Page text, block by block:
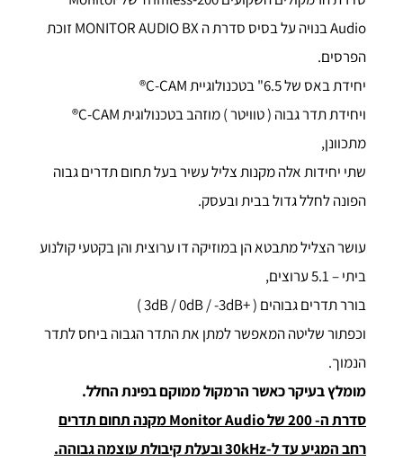
Audio בנויה על בסיס סדרת ה MONITOR AUDIO BX זוכת
הפרסים.
יחידת באס של 6.5" בטכנולוגיית C-CAM®
ויחידת תדר גבוה ( טוויטר ) מוזהב בטכנולוגית C-CAM®
מתכוונן,
שתי יחידות אלה מקנות צליל עשיר בעל תחום תדרים גבוה
הפונה לחלל גדול בבית ובעסק.
עושר הצליל מתבטא הן במוזיקה דו ערוצית והן בקטעי קולנוע
ביתי – 5.1 ערוצים,
בורר תדרים גבוהים ( +3dB / 0dB / -3dB )
וכפתור שליטה המאפשר למתן את התדר הגבוה ביחס לתדר
הנמוך.
מומלץ בעיקר כאשר הרמקול ממוקם בפינת החלל.
סדרת ה- 200 של Monitor Audio מקנה תחום תדרים
רחב המגיע עד ל-30kHz ובעלת קיבולת עוצמה גבוהה.